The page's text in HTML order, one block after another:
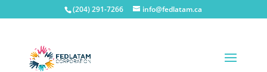
(204) 291-7266 info@fedlatam.ca